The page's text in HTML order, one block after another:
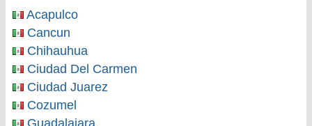
Acapulco
Cancun
Chihauhua
Ciudad Del Carmen
Ciudad Juarez
Cozumel
Guadalajara